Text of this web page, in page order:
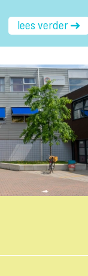
lees verder